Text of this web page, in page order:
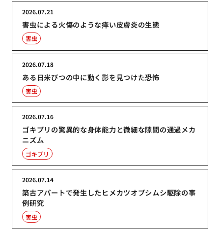
害虫による火傷のような痒い皮膚炎の生態
2026.07.21
害虫
ある日米びつの中に動く影を見つけた恐怖
2026.07.18
害虫
ゴキブリの驚異的な身体能力と微細な隙間の通過メカ
ニズム
2026.07.16
ゴキブリ
築古アパートで発生したヒメカツオブシムシ駆除の事
例研究
2026.07.14
害虫